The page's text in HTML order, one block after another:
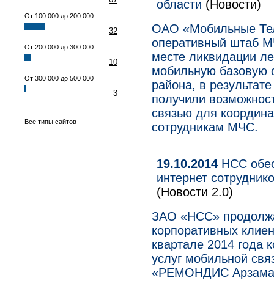
От 100 000 до 200 000
32
От 200 000 до 300 000
10
От 300 000 до 500 000
3
Все типы сайтов
области (Новости)
ОАО «Мобильные
оперативный штаб
месте ликвидации
мобильную базовую
района, в
получили
связью для
сотрудникам МЧС.
19.10.2014 НСС
интернет
(Новости 2.0)
ЗАО «НСС»
корпоративных
квартале 2014 года
услуг мобильной
«РЕМОНДИС